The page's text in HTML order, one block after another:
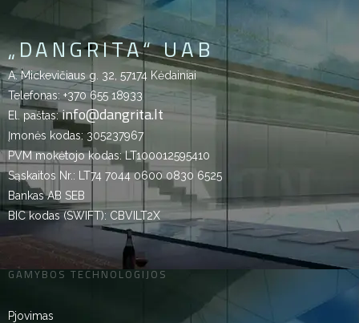
„DANGRITA“ UAB
A. Mickevičiaus g. 32, 57174 Kėdainiai
Telefonas: +370 655 18933
El. paštas:info@dangrita.lt
Įmonės kodas: 305237967
PVM mokėtojo kodas: LT100012595410
Sąskaitos Nr.: LT74 7044 0600 0830 6525
Bankas AB SEB
BIC kodas (SWIFT): CBVILT2X
GAMYBOS TECHNOLOGIJOS
Pjovimas